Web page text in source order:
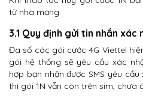
từ nhà mạng:
3.1 Quy định gửi tin nhắn xác
Đa số các gói cước 4G Viettel
gói hệ thống sẽ yêu cầu xác
hợp bạn nhận được SMS yêu
thì gói 1N vẫn còn trên sim, chưa